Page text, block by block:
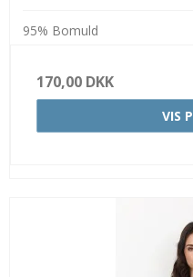
95% Bomuld
170,00 DKK
VIS